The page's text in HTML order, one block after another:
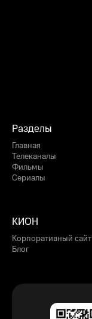
Разделы
Главная
Телеканалы
Фильмы
Сериалы
КИОН
Корпоративный сайт
Блог